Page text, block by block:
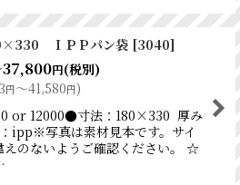
ＩＰＰパン袋 [3040]
37,800円(税別)
円～41,580円)
or 12000●寸法：180×330 厚み
ipp※写真は素材見本です。サイ
えのないようご確認ください。 ☆